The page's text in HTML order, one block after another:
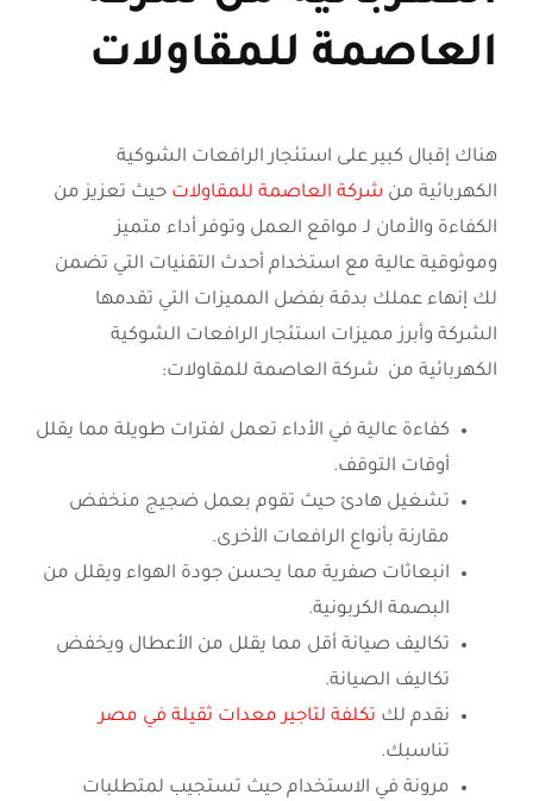
العاصمة للمقاولات
هناك إقبال كبير على استئجار الرافعات الشوكية
الكهربائية من شركة العاصمة للمقاولات حيث تعزيز من
الكفاءة والأمان لـ مواقع العمل وتوفر أداء متميز
وموثوقية عالية مع استخدام أحدث التقنيات التي تضمن
لك إنهاء عملك بدقة بفضل المميزات التي تقدمها
الشركة وأبرز مميزات استئجار الرافعات الشوكية
الكهربائية من شركة العاصمة للمقاولات:
كفاءة عالية في الأداء تعمل لفترات طويلة مما يقلل
أوقات التوقف.
تشغيل هادئ حيث تقوم بعمل ضجيج منخفض
مقارنة بأنواع الرافعات الأخرى.
انبعاثات صفرية مما يحسن جودة الهواء ويقلل من
البصمة الكربونية.
تكاليف صيانة أقل مما يقلل من الأعطال ويخفض
تكاليف الصيانة.
نقدم لك تكلفة لتاجير معدات ثقيلة في مصر
تناسبك.
مرونة في الاستخدام حيث تستجيب لمتطلبات